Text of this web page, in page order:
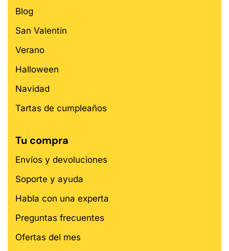
Blog
San Valentín
Verano
Halloween
Navidad
Tartas de cumpleaños
Tu compra
Envíos y devoluciones
Soporte y ayuda
Habla con una experta
Preguntas frecuentes
Ofertas del mes